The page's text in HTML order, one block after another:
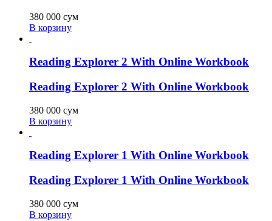
380 000 сум
В корзину
Reading Explorer 2 With Online Workbook
Reading Explorer 2 With Online Workbook
380 000 сум
В корзину
Reading Explorer 1 With Online Workbook
Reading Explorer 1 With Online Workbook
380 000 сум
В корзину